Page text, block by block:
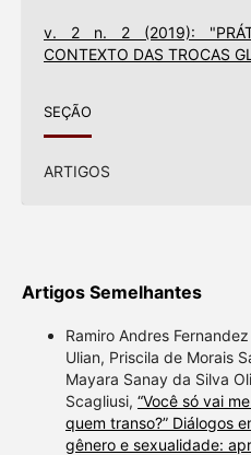
v. 2 n. 2 (2019):
CONTEXTO DAS TROCAS
SEÇÃO
ARTIGOS
Artigos Semelhantes
Ramiro Andres
Ulian, Priscila de Morais
Mayara Sanay da Silva
Scagliusi, “Você só vai
quem transo?” Diálogos
gênero e sexualidade: